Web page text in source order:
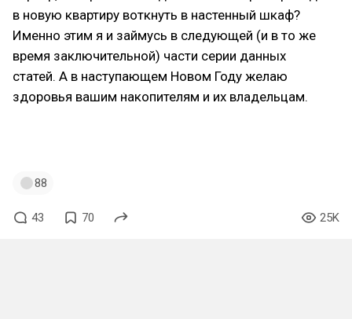
в новую квартиру воткнуть в настенный шкаф?
Именно этим я и займусь в следующей (и в то же
время заключительной) части серии данных
статей. А в наступающем Новом Году желаю
здоровья вашим накопителям и их владельцам.
88
43 70 25K